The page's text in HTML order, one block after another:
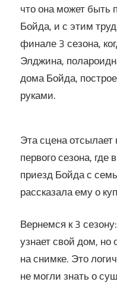
что она может
Бойда, и с этим
финале 3 сезона,
Элджина,
дома Бойда,
руками.
Эта сцена
первого сезона, где
приезд Бойда с
рассказала ему о
Вернемся к 3
узнает свой дом, но
на снимке. Это
не могли знать о